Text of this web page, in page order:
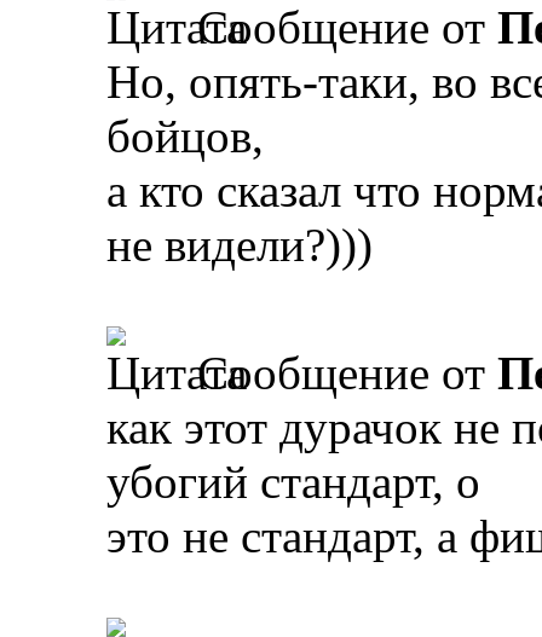
Сообщение от
Но, опять-таки, во
бойцов,
а кто сказал что
не видели?)))
Сообщение от
как этот дурачок не
убогий стандарт, о
это не стандарт, а